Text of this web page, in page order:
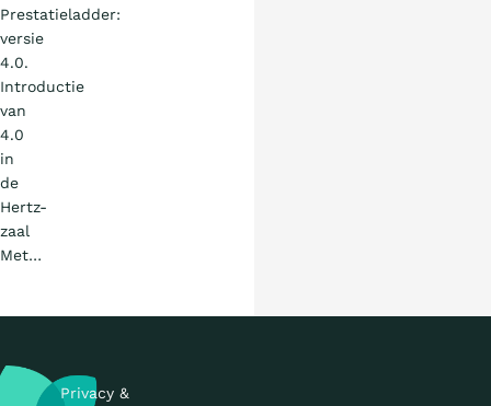
Prestatieladder:
versie
4.0.
Introductie
van
4.0
in
de
Hertz-
zaal
Met…
Privacy &